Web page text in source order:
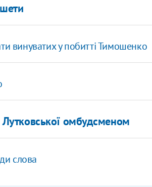
винуватих у побитті Тимошенко
омбудсменом
слова